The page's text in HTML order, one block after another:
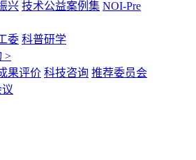
兴 技术公益案例集 NOI-Pre
委 科普研学
>
果评价 科技咨询 推荐委员会